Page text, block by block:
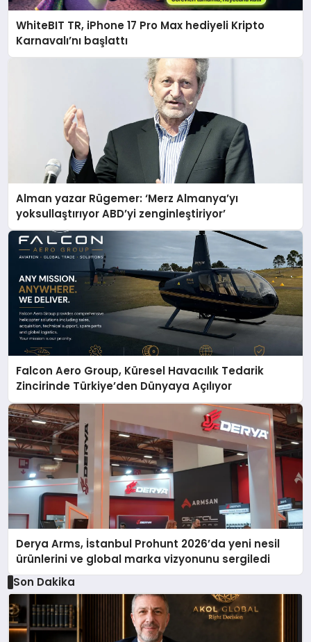
WhiteBIT TR, iPhone 17 Pro Max hediyeli Kripto
Karnavalı’nı başlattı
Alman yazar Rügemer: ‘Merz Almanya’yı
yoksullaştırıyor ABD’yi zenginleştiriyor’
Falcon Aero Group, Küresel Havacılık Tedarik
Zincirinde Türkiye’den Dünyaya Açılıyor
Derya Arms, İstanbul Prohunt 2026’da yeni nesil
ürünlerini ve global marka vizyonunu sergiledi
Son Dakika